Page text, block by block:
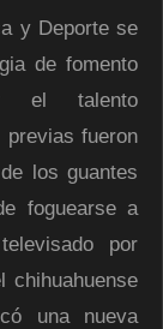
y Deporte se
de fomento
el talento
previas fueron
los guantes
foguearse a
por
chihuahuense
una nueva